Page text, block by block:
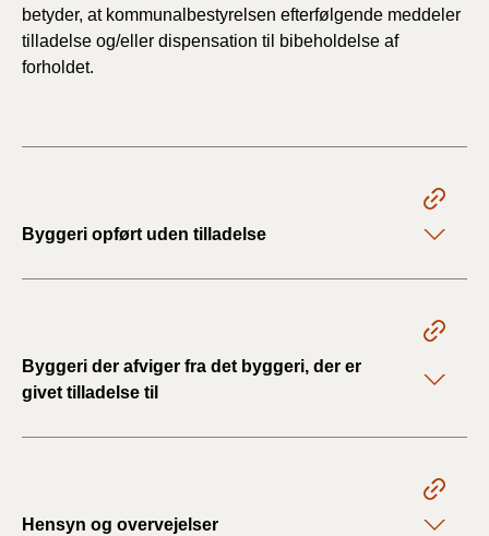
betyder, at kommunalbestyrelsen efterfølgende meddeler
tilladelse og/eller dispensation til bibeholdelse af
forholdet.
Byggeri opført uden tilladelse
Byggeri der afviger fra det byggeri, der er
givet tilladelse til
Hensyn og overvejelser